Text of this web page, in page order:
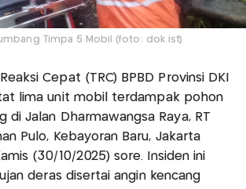
Timpa 5 Mobil (foto: dok ist)
Cepat (TRC) BPBD Provinsi DKI
lima unit mobil terdampak pohon
di Jalan Dharmawangsa Raya, RT
Pulo, Kebayoran Baru, Jakarta
(30/10/2025) sore. Insiden ini
deras disertai angin kencang